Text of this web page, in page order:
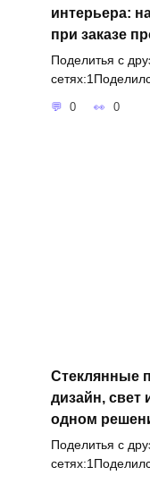
интерьера:
при заказе
Поделитья с
0 0
Стеклянные
дизайн, свет
одном
Поделитья с